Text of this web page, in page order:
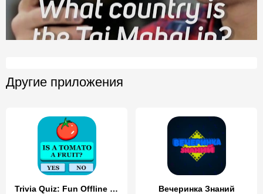
Другие приложения
Trivia Quiz: Fun Offline Games Вечеринка Знаний